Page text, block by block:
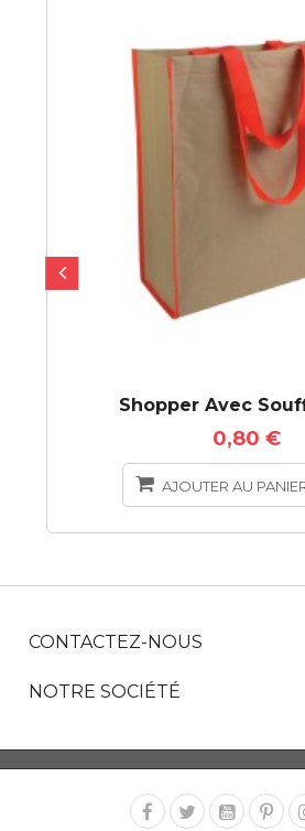
Shopper Avec
0,80 €
AJOUTER AU
CONTACTEZ-NOUS
NOTRE SOCIÉTÉ